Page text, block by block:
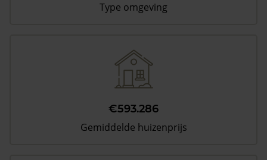
Type omgeving
€593.286
Gemiddelde huizenprijs